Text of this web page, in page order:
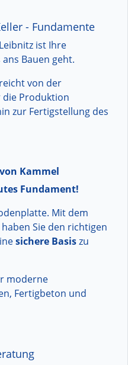
- Fundamente
ist Ihre
Bauen geht.
von der
die Produktion
zur Fertigstellung des
Kammel
Fundament!
Mit dem
Sie den richtigen
sichere Basiszu
moderne
Fertigbeton und